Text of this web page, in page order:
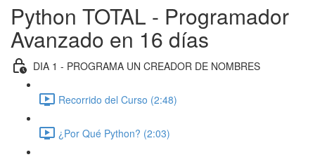
Python TOTAL - Programador
Avanzado en 16 días
DIA 1 - PROGRAMA UN CREADOR DE NOMBRES
Recorrido del Curso (2:48)
¿Por Qué Python? (2:03)